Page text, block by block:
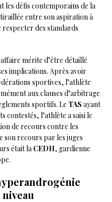
les défis contemporains de la
entre son aspiration à
respecter des standards
mérite d’être détaillé
implications. Après avoir
sportives, l’athlète
aux clauses d’arbitrage
sportifs. Le TAS ayant
contestés, l’athlète a saisi le
de recours contre les
son recours par les juges
était la CEDH, gardienne